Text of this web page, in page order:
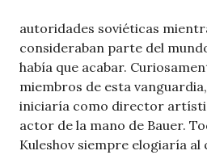
autoridades soviéticas
consideraban parte del
había que acabar.
miembros de esta
iniciaría como director
actor de la mano de Bauer.
Kuleshov siempre elogiaría al